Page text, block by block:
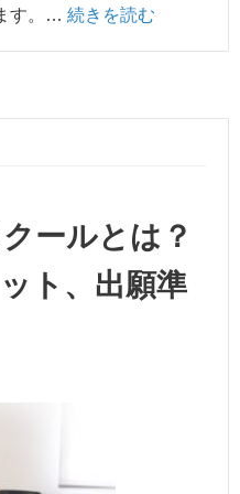
す。… 続きを読む
ールとは？
ト、出願準